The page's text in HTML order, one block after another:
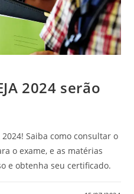
2024 serão
2024! Saiba como consultar o
o exame, e as matérias
e obtenha seu certificado.